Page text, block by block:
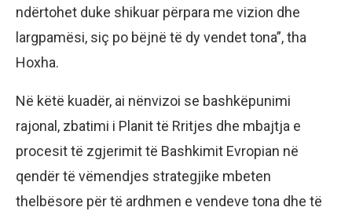
ndërtohet duke shikuar përpara me vizion dhe
largpamësi, siç po bëjnë të dy vendet tona”, tha
Hoxha.
Në këtë kuadër, ai nënvizoi se bashkëpunimi
rajonal, zbatimi i Planit të Rritjes dhe mbajtja e
procesit të zgjerimit të Bashkimit Evropian në
qendër të vëmendjes strategjike mbeten
thelbësore për të ardhmen e vendeve tona dhe të